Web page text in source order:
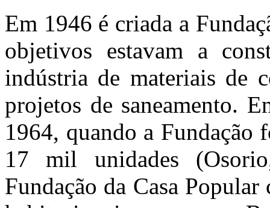
Em 1946 é criada a
objetivos estavam a
indústria de materiais de
projetos de saneamento.
1964, quando a
17 mil unidades
Fundação da Casa